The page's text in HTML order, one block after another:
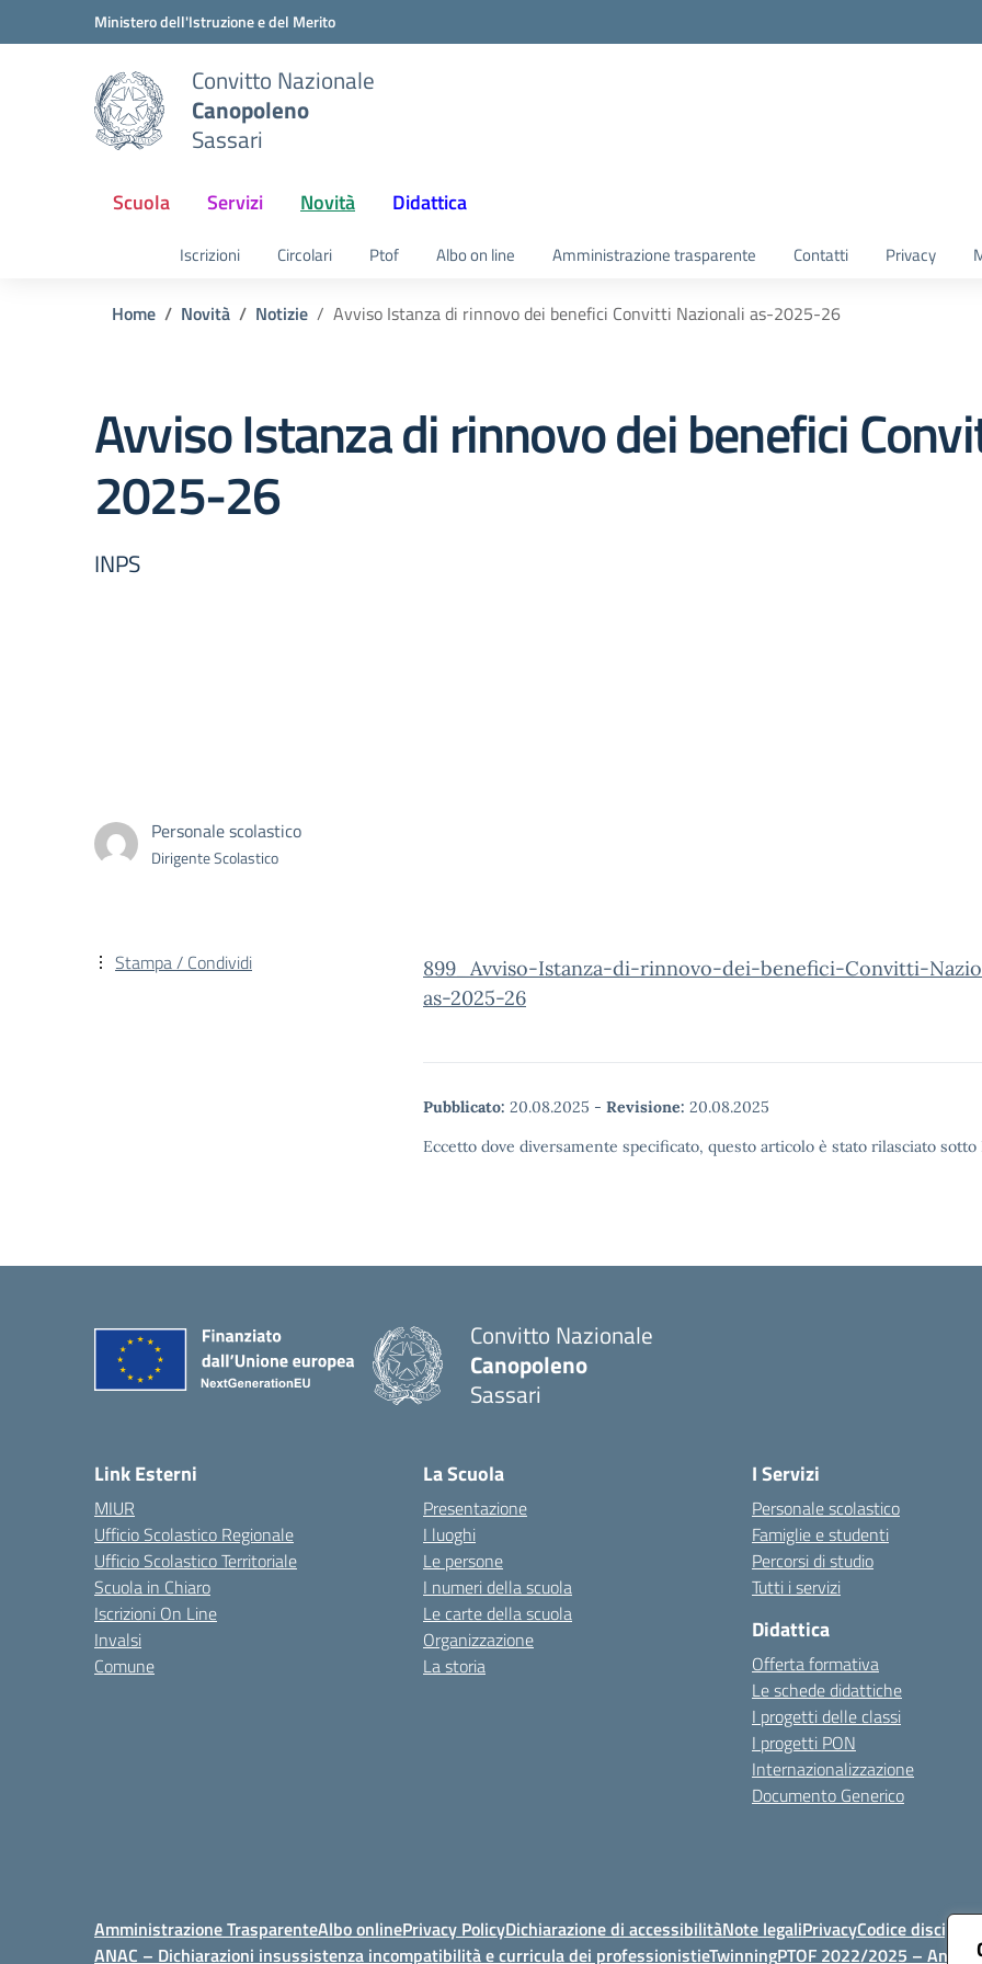
Vai ai contenuti
Vai al menu di navigazioneMinistero dell'Istruzione e del Merito
Convitto Nazionale
Canopoleno
Sassari
Scuola Servizi Novità Didattica
Iscrizioni Circolari Ptof Albo on line Amministrazione trasparente Contatti Privacy
Home Novità Notizie Avviso Istanza di rinnovo dei benefici Convitti Nazionali as-2025-26
Avviso Istanza di rinnovo dei benefici
2025-26
INPS
Personale scolastico
Dirigente Scolastico
899_Avviso-Istanza-di-rinnovo-dei-benefici-Convitti-
as-2025-26
Pubblicato: 20.08.2025 - Revisione: 20.08.2025
Eccetto dove diversamente specificato, questo articolo è stato rilasciato
Stampa / Condividi
Convitto Nazionale
Canopoleno
Sassari
Link Esterni
MIUR
Ufficio Scolastico Regionale
Ufficio Scolastico Territoriale
Scuola in Chiaro
Iscrizioni On Line
Invalsi
Comune
La Scuola
Presentazione
I luoghi
Le persone
I numeri della scuola
Le carte della scuola
Organizzazione
La storia
I Servizi
Personale scolastico
Famiglie e studenti
Percorsi di studio
Tutti i servizi
Didattica
Offerta formativa
Le schede didattiche
I progetti delle classi
I progetti PON
Internazionalizzazione
Documento Generico
Amministrazione TrasparenteAlbo onlinePrivacy PolicyDichiarazione di accessibilitàNote legaliPrivacyCodice
ANAC – Dichiarazioni insussistenza incompatibilità e curricula dei professionistieTwinningPTOF 2022/2025 – Anno